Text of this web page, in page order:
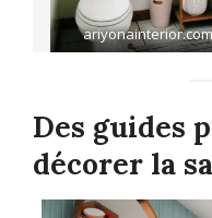
ariyonainterior.com
Des guides
décorer la